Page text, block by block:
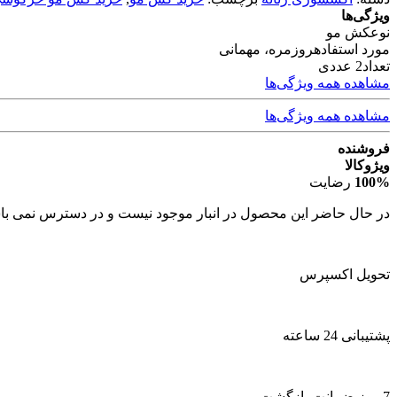
ویژگی‌ها
نوعکش مو
مورد استفادهروزمره، مهمانی
تعداد2 عددی
مشاهده همه ویژگی‌ها
مشاهده همه ویژگی‌ها
فروشنده
ویژوکالا
100% رضایت
در حال حاضر این محصول در انبار موجود نیست و در دسترس نمی
تحویل اکسپرس
پشتیبانی 24 ساعته